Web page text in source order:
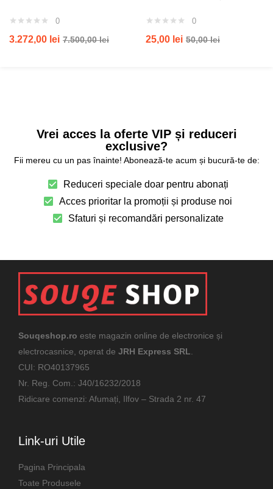
0
3.272,00 lei 7.500,00lei
0
25,00 lei 50,00lei
Vrei acces la oferte VIP și reduceri
exclusive?
Fii mereu cu un pas înainte! Abonează-te acum și bucură-te de:
Reduceri speciale doar pentru abonați
Acces prioritar la promoții și produse noi
Sfaturi și recomandări personalizate
Souqeshop.ro este magazin online de electronice și
electrocasnice, operat de JRH Express SRL
CUI: RO40137965
Nr. Reg. Com.: J40/16232/2018
Ridicare comenzi: Afumați, Ilfov – Strada 2 nr. 47
Link-uri Utile
Pagina Principala
Toate Produsele